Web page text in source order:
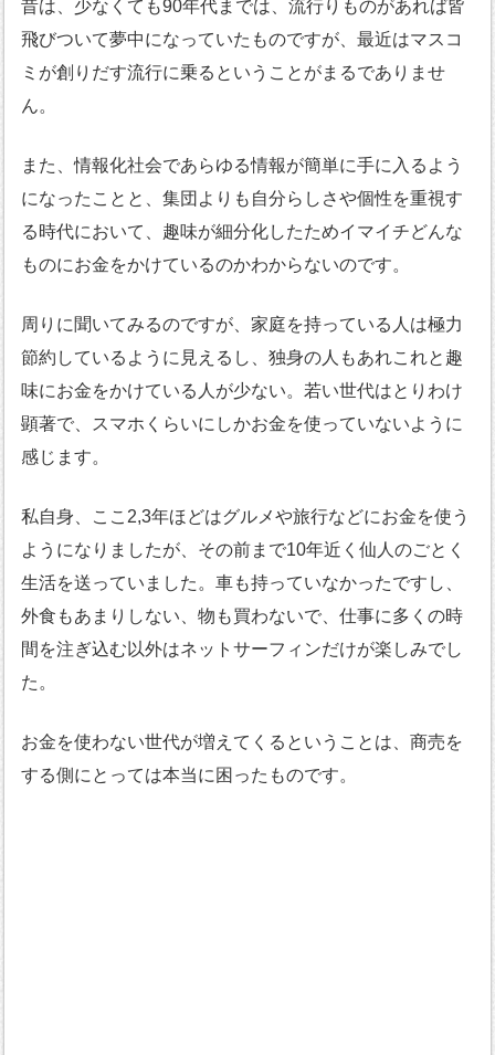
昔は、少なくても90年代までは、流行りものがあれば皆
飛びついて夢中になっていたものですが、最近はマスコ
ミが創りだす流行に乗るということがまるでありませ
ん。
また、情報化社会であらゆる情報が簡単に手に入るよう
になったことと、集団よりも自分らしさや個性を重視す
る時代において、趣味が細分化したためイマイチどんな
ものにお金をかけているのかわからないのです。
周りに聞いてみるのですが、家庭を持っている人は極力
節約しているように見えるし、独身の人もあれこれと趣
味にお金をかけている人が少ない。若い世代はとりわけ
顕著で、スマホくらいにしかお金を使っていないように
感じます。
私自身、ここ2,3年ほどはグルメや旅行などにお金を使う
ようになりましたが、その前まで10年近く仙人のごとく
生活を送っていました。車も持っていなかったですし、
外食もあまりしない、物も買わないで、仕事に多くの時
間を注ぎ込む以外はネットサーフィンだけが楽しみでし
た。
お金を使わない世代が増えてくるということは、商売を
する側にとっては本当に困ったものです。